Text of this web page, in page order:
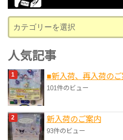
ブ
テ
ゴ
リ
ー
人気記事
■新入荷、再入荷の
101件のビュー
新入荷のご案内
93件のビュー